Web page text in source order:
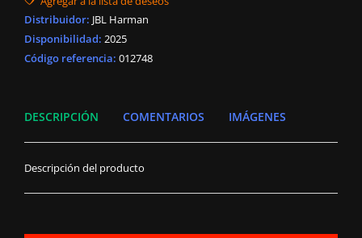
Distribuidor: JBL Harman
Disponibilidad: 2025
Código referencia: 012748
DESCRIPCIÓN COMENTARIOS IMÁGENES
Descripción del producto